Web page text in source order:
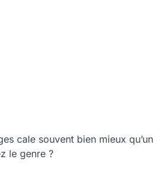
cale souvent bien mieux qu’un
le genre ?